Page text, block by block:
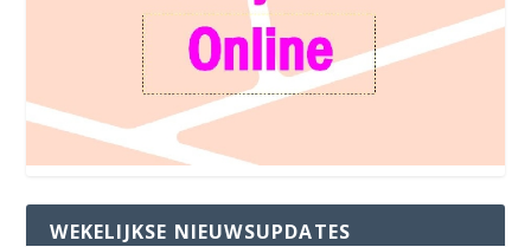
WEKELIJKSE NIEUWSUPDATES